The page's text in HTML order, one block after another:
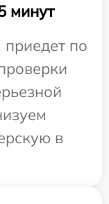
минут
по
в